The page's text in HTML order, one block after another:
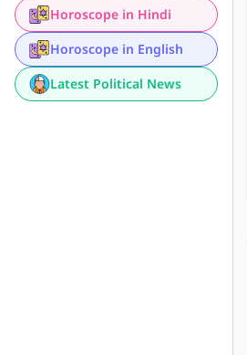
Horoscope in Hindi
Horoscope in English
Latest Political News